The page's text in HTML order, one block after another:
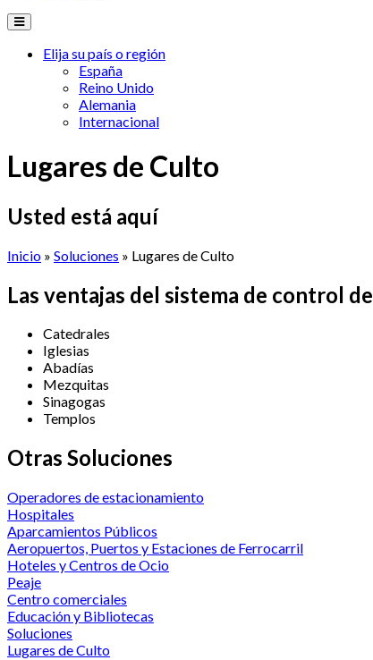
Elija su país o región
España
Reino Unido
Alemania
Internacional
Lugares de Culto
Usted está aquí
Inicio » Soluciones » Lugares de Culto
Las ventajas del sistema de control de
Catedrales
Iglesias
Abadías
Mezquitas
Sinagogas
Templos
Otras Soluciones
Operadores de estacionamiento
Hospitales
Aparcamientos Públicos
Aeropuertos, Puertos y Estaciones de Ferrocarril
Hoteles y Centros de Ocio
Peaje
Centro comerciales
Educación y Bibliotecas
Soluciones
Lugares de Culto